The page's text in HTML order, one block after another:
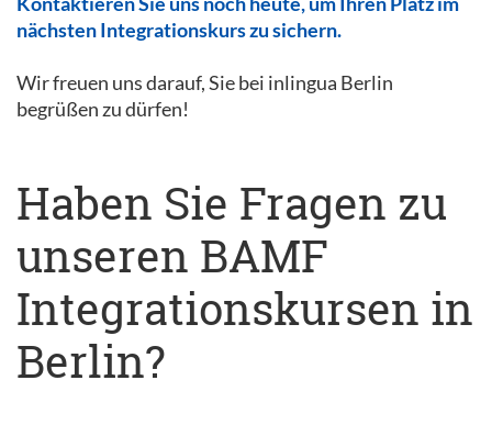
nächsten Integrationskurs zu sichern.
Wir freuen uns darauf, Sie bei inlingua Berlin
begrüßen zu dürfen!
Haben Sie Fragen zu
unseren BAMF
Integrationskursen in
Berlin?